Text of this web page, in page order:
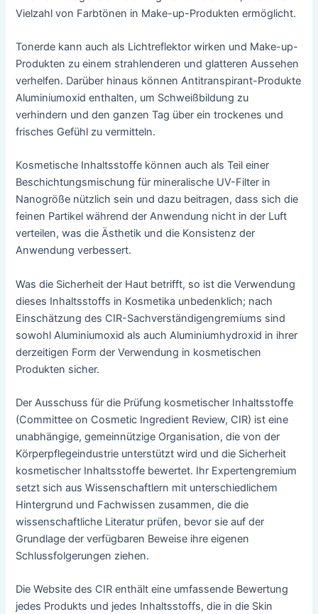
Vielzahl von Farbtönen in Make-up-Produkten ermöglicht.
Tonerde kann auch als Lichtreflektor wirken und Make-up-
Produkten zu einem strahlenderen und glatteren Aussehen
verhelfen. Darüber hinaus können Antitranspirant-Produkte
Aluminiumoxid enthalten, um Schweißbildung zu
verhindern und den ganzen Tag über ein trockenes und
frisches Gefühl zu vermitteln.
Kosmetische Inhaltsstoffe können auch als Teil einer
Beschichtungsmischung für mineralische UV-Filter in
Nanogröße nützlich sein und dazu beitragen, dass sich die
feinen Partikel während der Anwendung nicht in der Luft
verteilen, was die Ästhetik und die Konsistenz der
Anwendung verbessert.
Was die Sicherheit der Haut betrifft, so ist die Verwendung
dieses Inhaltsstoffs in Kosmetika unbedenklich; nach
Einschätzung des CIR-Sachverständigengremiums sind
sowohl Aluminiumoxid als auch Aluminiumhydroxid in ihrer
derzeitigen Form der Verwendung in kosmetischen
Produkten sicher.
Der Ausschuss für die Prüfung kosmetischer Inhaltsstoffe
(Committee on Cosmetic Ingredient Review, CIR) ist eine
unabhängige, gemeinnützige Organisation, die von der
Körperpflegeindustrie unterstützt wird und die Sicherheit
kosmetischer Inhaltsstoffe bewertet. Ihr Expertengremium
setzt sich aus Wissenschaftlern mit unterschiedlichem
Hintergrund und Fachwissen zusammen, die die
wissenschaftliche Literatur prüfen, bevor sie auf der
Grundlage der verfügbaren Beweise ihre eigenen
Schlussfolgerungen ziehen.
Die Website des CIR enthält eine umfassende Bewertung
jedes Produkts und jedes Inhaltsstoffs, die in die Skin